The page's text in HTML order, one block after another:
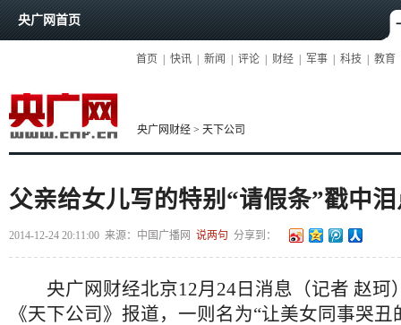
央广网首页
首页 快讯 新闻 评论 财经 军事 科技 教育
央广网财经 > 天下公司
父亲给女儿写的特别“请假条”戳中
2014-12-24 20:11:00 来源： 中国广播网 说两句 分享到：
央广网财经北京12月24日消息（记者 赵珂
《天下公司》报道，一则名为“让美女同事哭丑